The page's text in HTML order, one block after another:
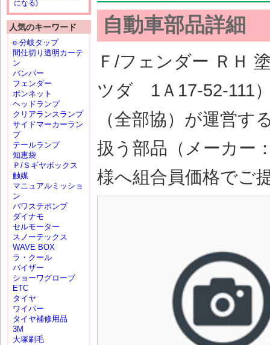
自動車部品詳細
Ｆ/フェンダー ＲＨ
ツダ 1Ａ17-52-111
（全部協）が運営す
扱う部品（メーカー
様へ組合員価格でご
になる)
人気のキーワード
e-分岐タップ
間仕切り透明カーテ
ン
バンパー
フェンダー
ボンネット
ヘッドランプ
クリアランスランプ
サイドマーカーラン
プ
テールランプ
知恵袋
Ｐ/Ｓギヤボックス
触媒
マニュアルミッショ
ン
パワステポンプ
ダイナモ
セルモーター
スノーテックス
WAVE BOX
ラ・クール
バイザー
ショーワグローブ
ETC
タイヤ
ワイパー
タイヤ補修用品
3M
大塚刷毛